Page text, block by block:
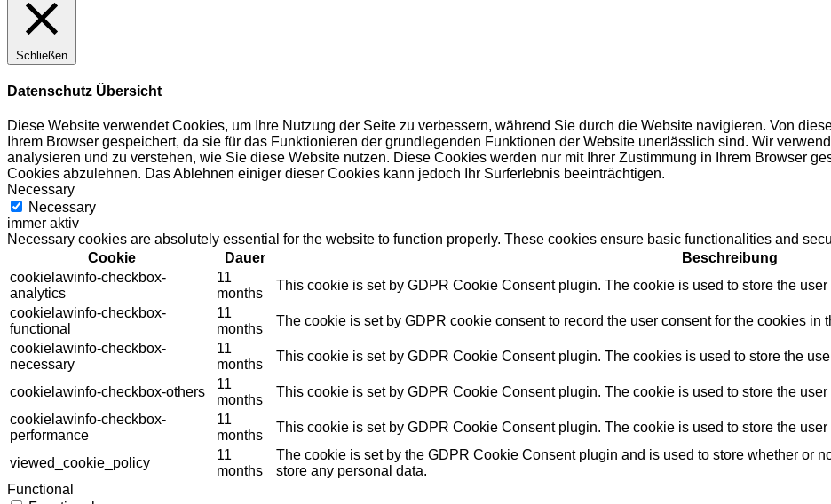
Schließen
Datenschutz Übersicht
Diese Website verwendet Cookies, um Ihre Nutzung der Seite zu verbessern, während Sie durch die Website navigieren. Von
Ihrem Browser gespeichert, da sie für das Funktionieren der grundlegenden Funktionen der Website unerlässlich sind. Wir
analysieren und zu verstehen, wie Sie diese Website nutzen. Diese Cookies werden nur mit Ihrer Zustimmung in Ihrem Browser
Cookies abzulehnen. Das Ablehnen einiger dieser Cookies kann jedoch Ihr Surferlebnis beeinträchtigen.
Necessary
Necessary
immer aktiv
Necessary cookies are absolutely essential for the website to function properly. These cookies ensure basic functionalities and
Cookie
Dauer
Beschreibung
cookielawinfo-checkbox-
analytics
11
months
This cookie is set by GDPR Cookie Consent plugin. The cookie is used to store the
cookielawinfo-checkbox-
functional
11
months
The cookie is set by GDPR cookie consent to record the user consent for the cookies in
cookielawinfo-checkbox-
necessary
11
months
This cookie is set by GDPR Cookie Consent plugin. The cookies is used to store the
cookielawinfo-checkbox-others
11
months
This cookie is set by GDPR Cookie Consent plugin. The cookie is used to store the
cookielawinfo-checkbox-
performance
11
months
This cookie is set by GDPR Cookie Consent plugin. The cookie is used to store the
viewed_cookie_policy
11
months
The cookie is set by the GDPR Cookie Consent plugin and is used to store whether or
store any personal data.
Functional